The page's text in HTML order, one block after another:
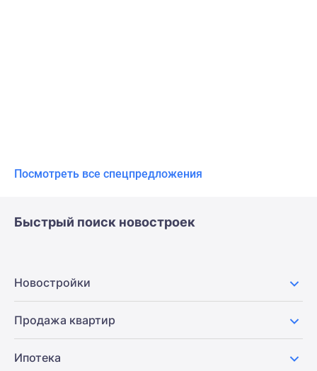
Посмотреть все спецпредложения
Быстрый поиск новостроек
Новостройки
Продажа квартир
Ипотека